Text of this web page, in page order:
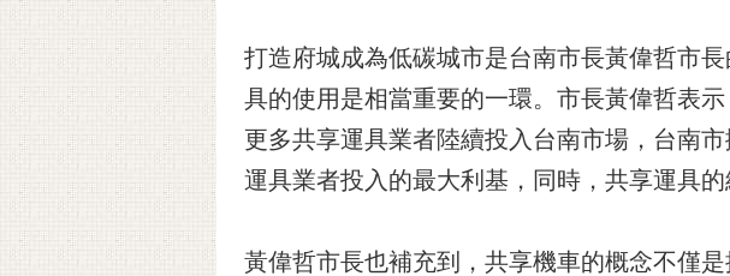
打造府城成為低碳城市是台南市長黃偉哲市
具的使用是相當重要的一環。市長黃偉哲表
更多共享運具業者陸續投入台南市場，台南
運具業者投入的最大利基，同時，共享運具
黃偉哲市長也補充到，共享機車的概念不僅